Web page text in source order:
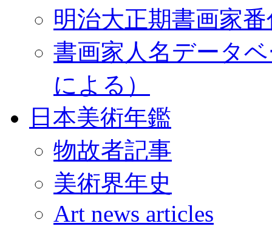
明治大正期書画家
書画家人名データ
による）
日本美術年鑑
物故者記事
美術界年史
Art news articles